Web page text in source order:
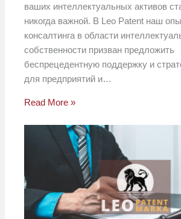
ваших интеллектуальных активов
никогда важной. В Leo Patent наш
консалтинга в области
собственности призван предложить
беспрецедентную поддержку и
для предприятий и…
Read More »